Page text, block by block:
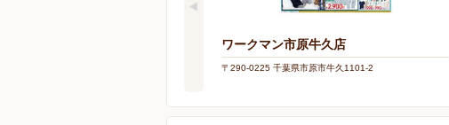
ワークマン市原牛久店
〒290-0225 千葉県市原市牛久1101-2